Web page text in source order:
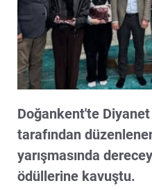
Doğankent'te Diyanet
tarafından
yarışmasında
ödüllerine kavuştu.